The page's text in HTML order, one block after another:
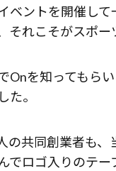
ベントを開催し
それこそがスポー
Onを知ってもら
た。
の共同創業者も
でロゴ入りのテ